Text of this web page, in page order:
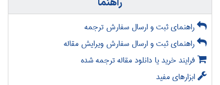
راهنمای ثبت و ارسال سفارش ترجمه
راهنمای ثبت و ارسال سفارش ویرایش مقاله
فرایند خرید یا دانلود مقاله ترجمه شده
ابزارهای مفید